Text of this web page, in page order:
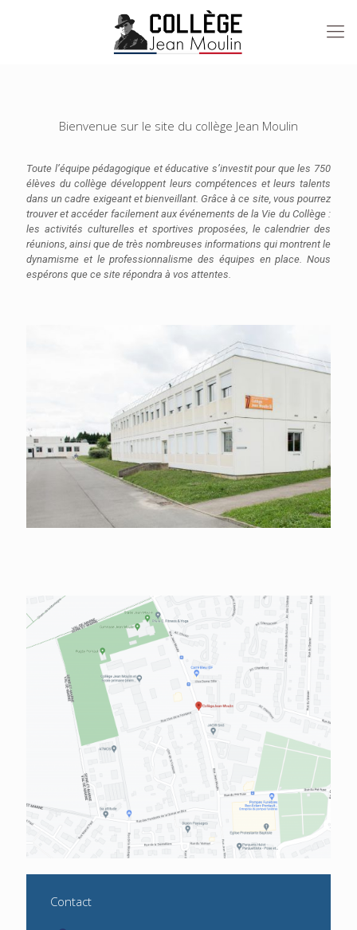
Bienvenue sur le site du collège Jean Moulin
Toute l’équipe pédagogique et éducative s’investit pour que les 750
élèves du collège développent leurs compétences et leurs talents
dans un cadre exigeant et bienveillant. Grâce à ce site, vous pourrez
trouver et accéder facilement aux événements de la Vie du Collège :
les activités culturelles et sportives proposées, le calendrier des
réunions, ainsi que de très nombreuses informations qui montrent le
dynamisme et le professionnalisme des équipes en place. Nous
espérons que ce site répondra à vos attentes.
Contact